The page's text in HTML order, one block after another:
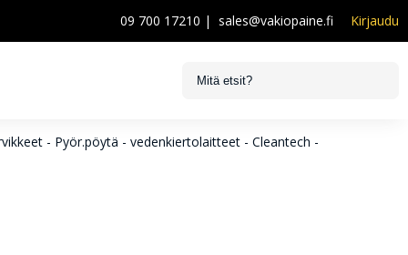
09 700 17210 | sales@vakiopaine.fi Kirjaudu
- Pyör.pöytä - vedenkiertolaitteet - Cleantech -